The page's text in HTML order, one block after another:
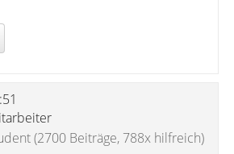
(2700 Beiträge, 788x hilfreich)